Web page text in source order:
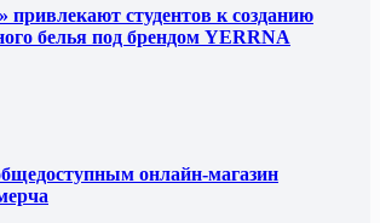
студентов к созданию
белья под брендом YERRNA
онлайн-магазин